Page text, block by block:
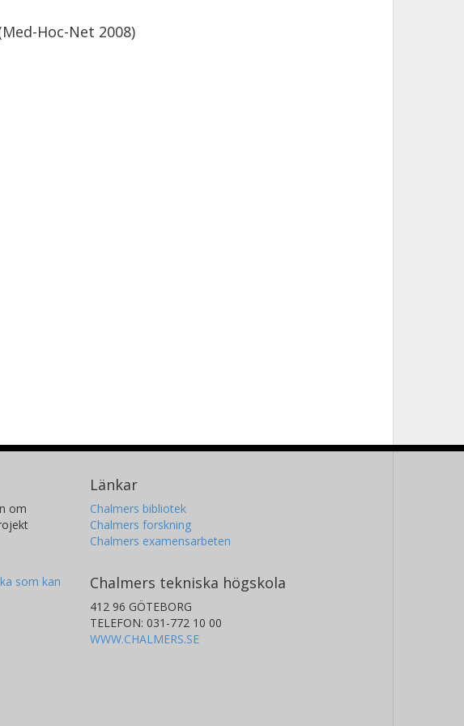
Hoc-Net 2008)
om
som kan
Länkar
Chalmers bibliotek
Chalmers forskning
Chalmers examensarbeten
Chalmers tekniska högskola
412 96 GÖTEBORG
TELEFON: 031-772 10 00
WWW.CHALMERS.SE